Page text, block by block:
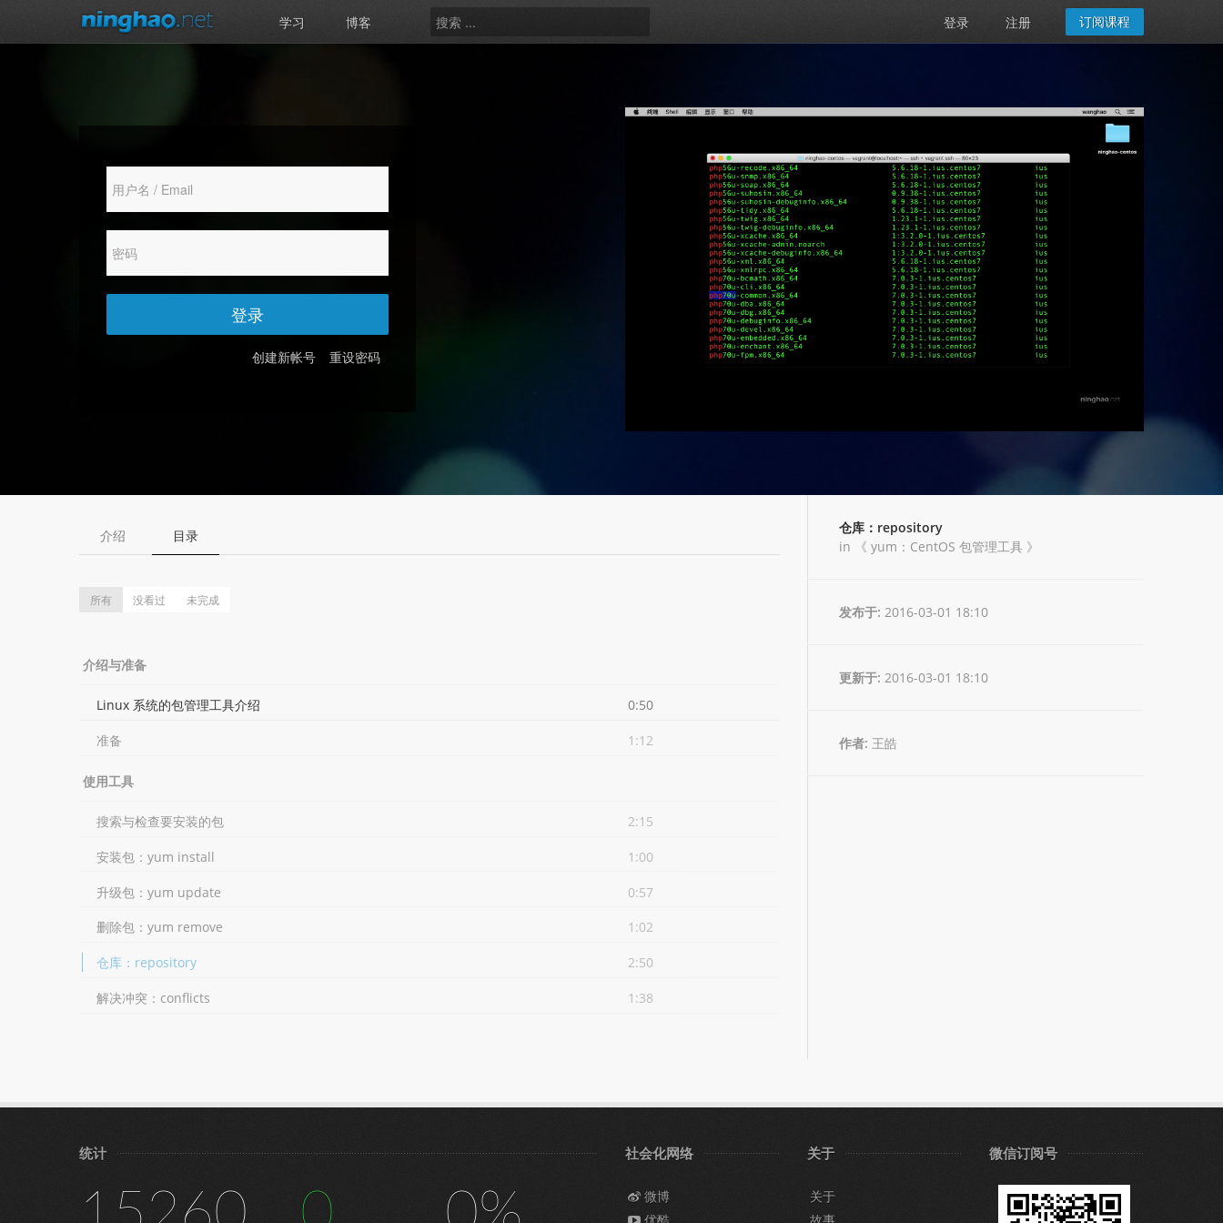
学习 博客 登录 注册 订阅课程
创建新帐号 重设密码
登录
介绍 目录
所有 没看过 未完成
介绍与准备
Linux 系统的包管理工具介绍 0:50
准备 1:12
使用工具
搜索与检查要安装的包 2:15
安装包：yum install 1:00
升级包：yum update 0:57
删除包：yum remove 1:02
仓库：repository 2:50
解决冲突：conflicts 1:38
仓库：repository
in 《 yum：CentOS 包管理工具 》
发布于: 2016-03-01 18:10
更新于: 2016-03-01 18:10
作者: 王皓
统计 社会化网络
微博
优酷
关于
关于
故事
微信订阅号